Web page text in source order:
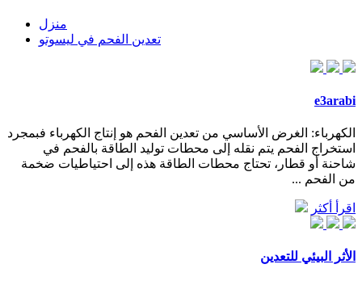
منزل
تعدين الفحم في ليسوتو
e3arabi
الكهرباء: الغرض الأساسي من تعدين الفحم هو إنتاج الكهرباء فبمجرد
استخراج الفحم يتم نقله إلى محطات توليد الطاقة بالفحم في
شاحنة أو قطار، تحتاج محطات الطاقة هذه إلى احتياطيات ضخمة
من الفحم ...
اقرأ أكثر
الأثر البيئي للتعدين